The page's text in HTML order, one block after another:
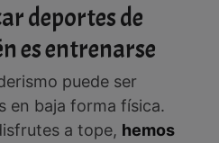
deportes de
es entrenarse
puede ser
en baja forma física.
a tope, hemos